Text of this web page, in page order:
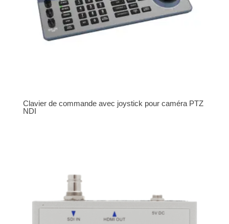
Clavier de commande avec joystick pour caméra PTZ
NDI